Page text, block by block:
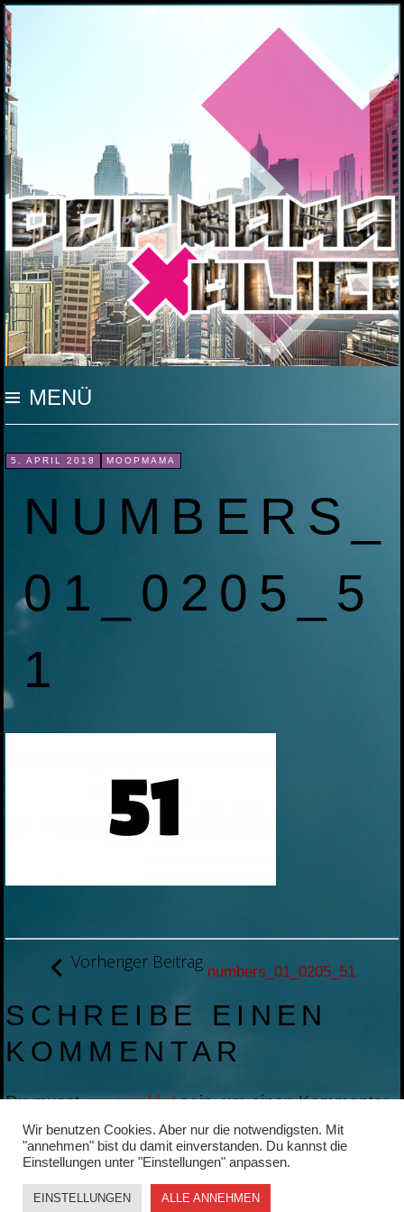
MOOP MAMA
MENÜ
INHALT
SPRINGEN
5. APRIL 2018 MOOPMAMA
NUMBERS_
01_0205_5
1
BEITRAGSNAVIGATION
Vorheriger Beitrag numbers_01_0205_51
SCHREIBE EINEN
KOMMENTAR
Du musstangemeldetsein, um einen Kommentar
abzugeben.
Wir benutzen Cookies. Aber nur die notwendigsten. Mit
"annehmen" bist du damit einverstanden. Du kannst die
Einstellungen unter "Einstellungen" anpassen.
EINSTELLUNGEN ALLE ANNEHMEN